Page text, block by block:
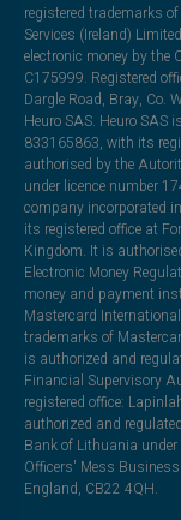
registered trademarks
Services (Ireland)
electronic money by the
C175999. Registered
Dargle Road, Bray, Co.
Heuro SAS. Heuro SAS
833165863, with its
authorised by the
under licence number
company incorporated
its registered office at
Kingdom. It is
Electronic Money
money and payment
Mastercard
trademarks of
is authorized and
Financial Supervisory
registered office:
authorized and
Bank of Lithuania
Officers' Mess
England, CB22 4QH.